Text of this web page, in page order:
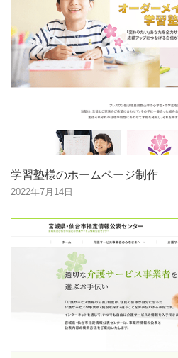
学習塾様のホームページ制作
2022年7月14日